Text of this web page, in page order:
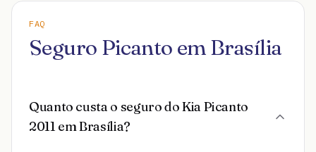
FAQ
Seguro Picanto em Brasília
Quanto custa o seguro do Kia Picanto
2011 em Brasília?